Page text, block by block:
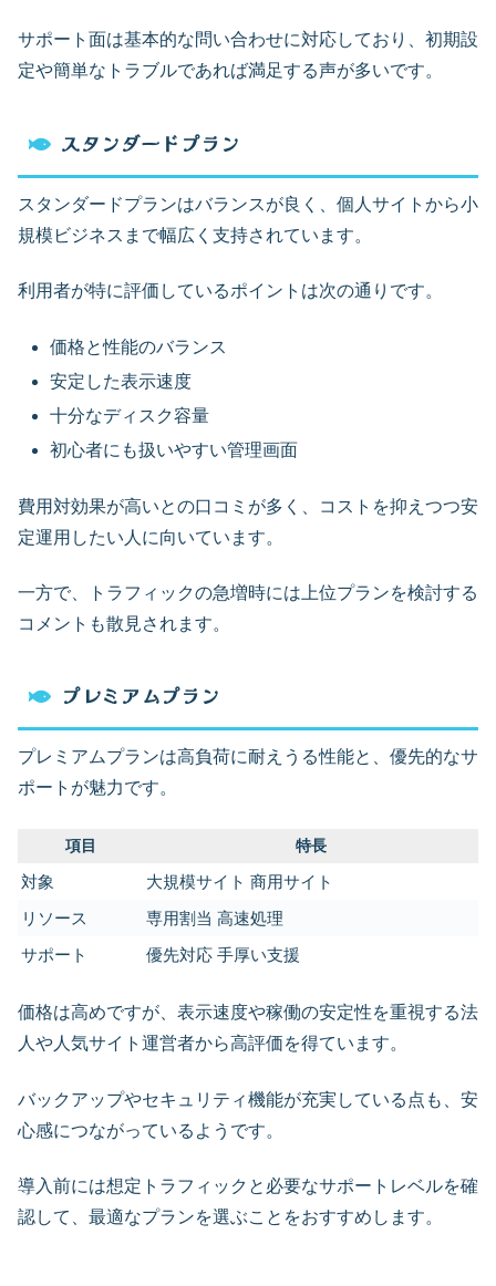
サポート面は基本的な問い合わせに対応しており、初期設
定や簡単なトラブルであれば満足する声が多いです。
スタンダードプラン
スタンダードプランはバランスが良く、個人サイトから小
規模ビジネスまで幅広く支持されています。
利用者が特に評価しているポイントは次の通りです。
価格と性能のバランス
安定した表示速度
十分なディスク容量
初心者にも扱いやすい管理画面
費用対効果が高いとの口コミが多く、コストを抑えつつ安
定運用したい人に向いています。
一方で、トラフィックの急増時には上位プランを検討する
コメントも散見されます。
プレミアムプラン
プレミアムプランは高負荷に耐えうる性能と、優先的なサ
ポートが魅力です。
項目 特長
対象
大規模サイト 商用サイト
リソース
専用割当 高速処理
サポート
優先対応 手厚い支援
価格は高めですが、表示速度や稼働の安定性を重視する法
人や人気サイト運営者から高評価を得ています。
バックアップやセキュリティ機能が充実している点も、安
心感につながっているようです。
導入前には想定トラフィックと必要なサポートレベルを確
認して、最適なプランを選ぶことをおすすめします。